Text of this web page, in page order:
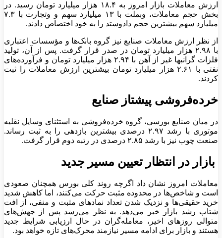
ارزش معاملات بازار امروز به ۱۸.۴ هزار میلیارد تومان رسید. در
بخش حجم معاملات، وبملت با ۱۳ میلیارد سهم و وتجارت با ۷.۳
میلیارد سهم بیشترین حجم دادوستد را به خود اختصاص دادند.
از نظر ارزش معاملات صنایع نیز گروه بانک‌ها و مؤسسات اعتباری
با ۲.۹۸ هزار میلیارد تومان در صدر قرار گرفت. پس از آن، تولید
فلزات گرانبها غیر از آهن با ۲.۹۴ هزار میلیارد تومان و فرآورده‌های
نفتی با ۲.۶۱ هزار میلیارد تومان بیشترین ارزش معاملات را ثبت
کردند.
خرده‌فروشی پیشتاز صنایع
در میان صنایع بورسی، گروه خرده‌فروشی به استثنای وسایل نقلیه
موتوری با رشد ۲.۹۷ درصدی بیشترین بازدهی را به ثبت رساند.
صنعت چوب نیز با رشد ۲.۸۵ درصدی در رتبه دوم قرار گرفت.
بازار در انتظار تعیین مسیر جدید
معاملات امروز نشان داد اگرچه روند کلی بورس همچنان صعودی
است و شاخص‌ها در محدوده مثبت حرکت می‌کنند، اما کاهش شدید
خرید حقیقی‌ها و نزدیک شدن تعداد نماد‌های مثبت و منفی، از افت
شتاب رشد بازار خبر می‌دهد. به نظر می‌رسد پس از جهش‌های
متوالی روز‌های اخیر، معامله‌گران در حال ارزیابی شرایط جدید
هستند و بازار برای ادامه مسیر نیازمند محرک‌های تازه خواهد بود.